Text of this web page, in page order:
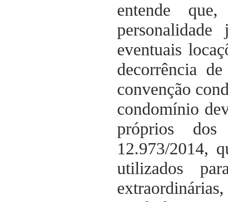
entende
eventuais
decorrência
convenção
condomínio
próprios
12.973/2014,
utilizados